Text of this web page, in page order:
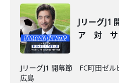
JリーグJ1
ア 対 サ
JリーグJ1 開幕節 FC町田ゼ
広島